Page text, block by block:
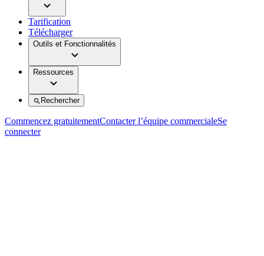
Tarification
Télécharger
Outils et Fonctionnalités
Ressources
Rechercher
Commencez gratuitementContacter l’équipe commercialeSe
connecter